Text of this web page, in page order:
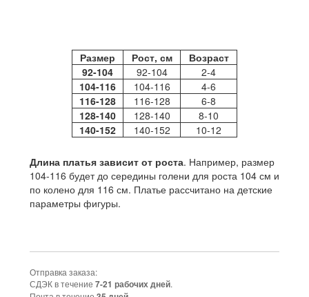
Размер Рост, см
Возраст
92-104
92-104
2-4
104-116
104-116
4-6
116-128
116-128
6-8
128-140
128-140
8-10
140-152
140-152 10-12
Длина платья зависит от роста. Например, размер
104-116 будет до середины голени для роста 104 см и
по колено для 116 см. Платье рассчитано на детские
параметры фигуры.
Отправка заказа:
СДЭК в течение 7-21 рабочих дней.